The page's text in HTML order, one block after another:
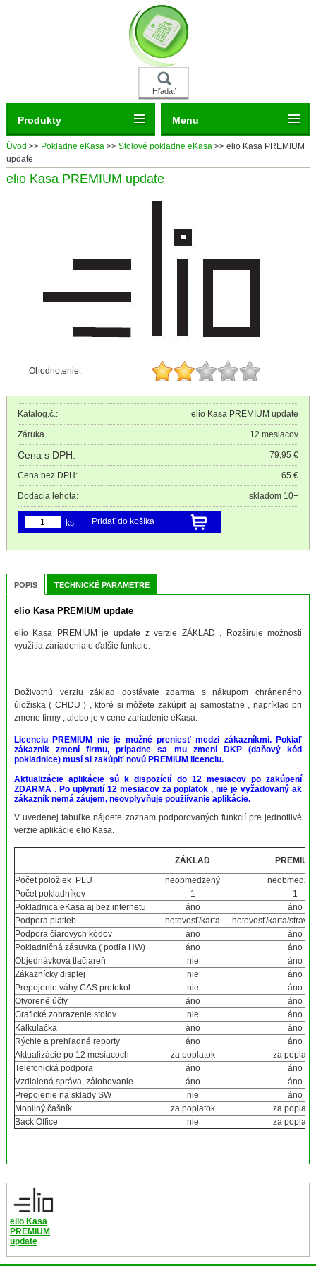
Hľadať
Úvod >> Pokladne eKasa >> Stolové pokladne eKasa >> elio Kasa PREMIUM
update
elio Kasa PREMIUM update
Ohodnotenie:
Katalog.č.: elio Kasa PREMIUM update
Záruka 12 mesiacov
Cena s DPH: 79,95 €
Cena bez DPH: 65 €
Dodacia lehota: skladom 10+
Pridať do košíka
ks
POPIS TECHNICKÉ PARAMETRE
elio Kasa PREMIUM update
elio Kasa PREMIUM je update z verzie ZÁKLAD . Rozširuje možnosti
využitia zariadenia o ďalšie funkcie.
Doživotnú verziu základ dostávate zdarma s nákupom chráneného
úložiska ( CHDU ) , ktoré si môžete zakúpiť aj samostatne , napríklad pri
zmene firmy , alebo je v cene zariadenie eKasa.
Licenciu PREMIUM nie je možné preniesť medzi zákazníkmi. Pokiaľ
zákazník zmení firmu, prípadne sa mu zmení DKP (daňový kód
pokladnice) musí si zakúpiť novú PREMIUM licenciu.
Aktualizácie aplikácie sú k dispozícií do 12 mesiacov po zakúpení
ZDARMA . Po uplynutí 12 mesiacov za poplatok , nie je vyžadovaný ak
zákazník nemá záujem, neovplyvňuje použiívanie aplikácie.
V uvedenej tabuľke nájdete zoznam podporovaných funkcií pre jednotlivé
verzie aplikácie elio Kasa.
ZÁKLAD
PREMIUM
Počet položiek PLU
neobmedzený
Počet pokladníkov
1
1
Pokladnica eKasa aj bez internetu
áno
áno
Podpora platieb
hotovosť/karta
hotovosť/karta/
Podpora čiarových kódov
áno
áno
Pokladničná zásuvka ( podľa HW)
áno
áno
Objednávková tlačiareň
nie
áno
Zákaznícky displej
nie
áno
Prepojenie váhy CAS protokol
nie
áno
Otvorené účty
áno
áno
Grafické zobrazenie stolov
nie
áno
Kalkulačka
áno
áno
Rýchle a prehľadné reporty
áno
áno
Aktualizácie po 12 mesiacoch
za poplatok
za
Telefonická podpora
áno
áno
Vzdialená správa, zálohovanie
áno
áno
Prepojenie na sklady SW
nie
áno
Mobilný čašník
za poplatok
za
Back Office
nie za
elio Kasa
PREMIUM
update
Produkty Menu